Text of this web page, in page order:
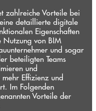
zahlreiche Vorteile bei
detaillierte digitale
Eigenschaften
Nutzung von BIM
und sogar
beteiligten Teams
und
Effizienz und
Im Folgenden
Vorteile der